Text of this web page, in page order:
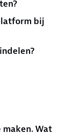
bij
Wat